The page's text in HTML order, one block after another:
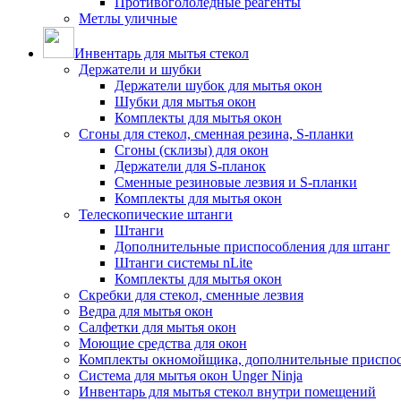
Метлы уличные
Инвентарь для мытья стекол
Держатели и шубки
Держатели шубок для мытья окон
Шубки для мытья окон
Комплекты для мытья окон
Сгоны для стекол, сменная резина, S-планки
Сгоны (склизы) для окон
Держатели для S-планок
Сменные резиновые лезвия и S-планки
Комплекты для мытья окон
Телескопические штанги
Штанги
Дополнительные приспособления для штанг
Штанги системы nLite
Комплекты для мытья окон
Скребки для стекол, сменные лезвия
Ведра для мытья окон
Салфетки для мытья окон
Моющие средства для окон
Комплекты окномойщика, дополнительные
Система для мытья окон Unger Ninja
Инвентарь для мытья стекол внутри помещений